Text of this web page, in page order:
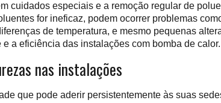
cuidados especiais e a remoção regular de
for ineficaz, podem ocorrer problemas
de temperatura, e mesmo pequenas
a eficiência das instalações com bomba de calor.
nas instalações
que pode aderir persistentemente às suas